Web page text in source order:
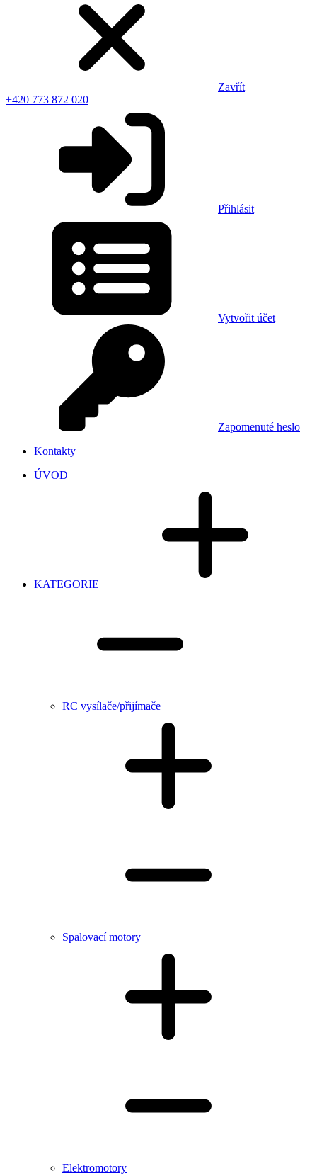
Zavřít
+420 773 872 020
Přihlásit
Vytvořit účet
Zapomenuté heslo
Kontakty
ÚVOD
KATEGORIE
RC vysílače/přijímače
Spalovací motory
Elektromotory